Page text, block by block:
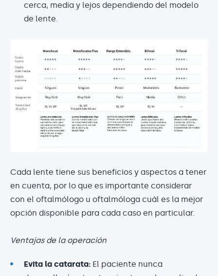
cerca, media y lejos dependiendo del modelo
de lente.
Cada lente tiene sus beneficios y aspectos a tener
en cuenta, por lo que es importante considerar
con el oftalmólogo u oftalmóloga cuál es la mejor
opción disponible para cada caso en particular.
Ventajas de la operación
Evita la catarata: El paciente nunca